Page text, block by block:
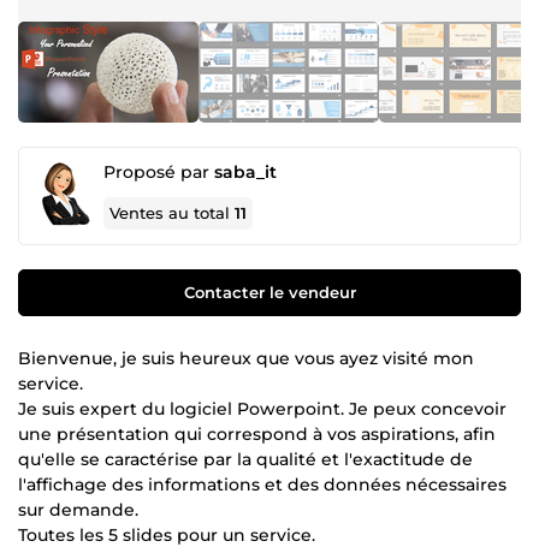
Proposé par saba_it
Ventes au total11
Contacter le vendeur
Bienvenue, je suis heureux que vous ayez visité mon
service.
Je suis expert du logiciel Powerpoint. Je peux concevoir
une présentation qui correspond à vos aspirations, afin
qu'elle se caractérise par la qualité et l'exactitude de
l'affichage des informations et des données nécessaires
sur demande.
Toutes les 5 slides pour un service.